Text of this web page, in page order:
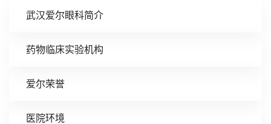
武汉爱尔眼科简介
药物临床实验机构
爱尔荣誉
医院环境